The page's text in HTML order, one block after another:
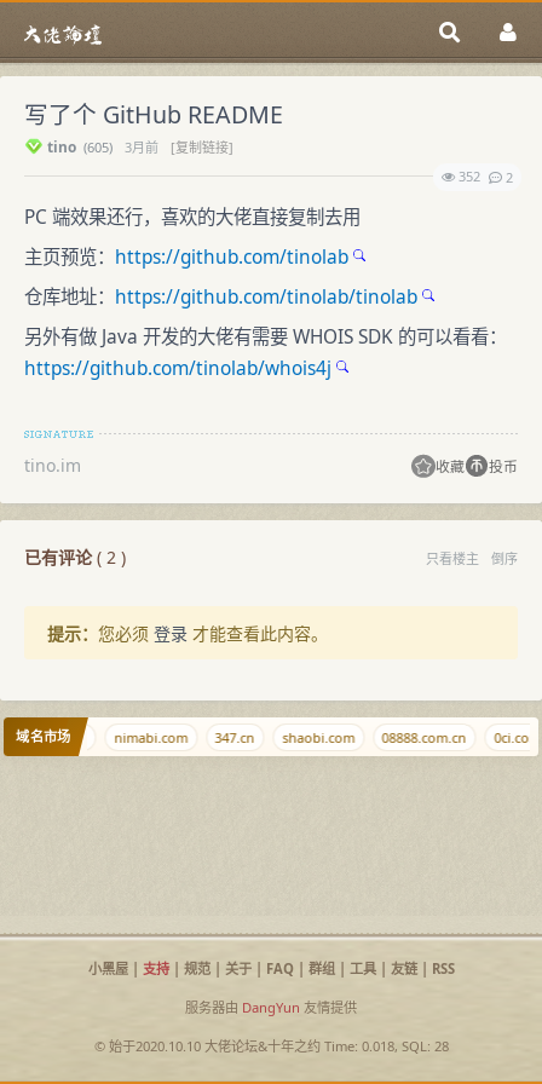
写了个 GitHub README
tino (605) 3月前
[复制链接]
352
2
PC 端效果还行，喜欢的大佬直接复制去用
主页预览： https://github.com/tinolab
仓库地址： https://github.com/tinolab/tinolab
另外有做 Java 开发的大佬有需要 WHOIS SDK 的可以看看：
https://github.com/tinolab/whois4j
tino.im 收藏 投币
已有评论( 2 ) 只看楼主 倒序
提示： 您必须 登录 才能查看此内容。
域名市场
foo.foo nimabi.com 347.cn shaobi.com 08888.com.cn 0ci.com
小黑屋| 支持| 规范| 关于| FAQ| 群组| 工具| 友链| RSS
服务器由 DangYun 友情提供
© 始于2020.10.10 大佬论坛&十年之约Time: 0.018, SQL: 28